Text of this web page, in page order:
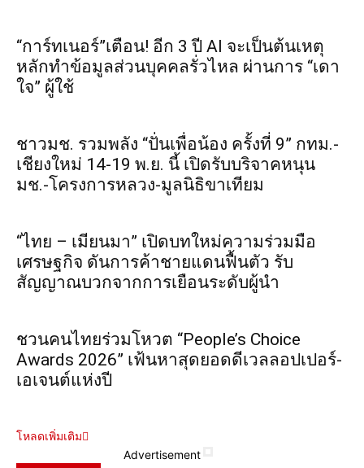
“การ์ทเนอร์”เตือน! อีก 3 ปี AI จะเป็นต้นเหตุ
หลักทำข้อมูลส่วนบุคคลรั่วไหล ผ่านการ “เดา
ใจ” ผู้ใช้
ชาวมช. รวมพลัง “ปั่นเพื่อน้อง ครั้งที่ 9” กทม.-
เชียงใหม่ 14-19 พ.ย. นี้ เปิดรับบริจาคหนุน
มช.-โครงการหลวง-มูลนิธิขาเทียม
“ไทย – เมียนมา” เปิดบทใหม่ความร่วมมือ
เศรษฐกิจ ดันการค้าชายแดนฟื้นตัว รับ
สัญญาณบวกจากการเยือนระดับผู้นำ
ชวนคนไทยร่วมโหวต “People’s Choice
Awards 2026” เฟ้นหาสุดยอดดีเวลลอปเปอร์-
เอเจนต์แห่งปี
โหลดเพิ่มเติม
Advertisement